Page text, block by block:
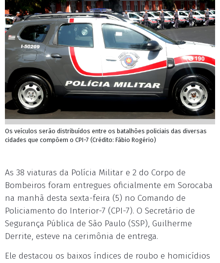
Os veículos serão distribuídos entre os batalhões policiais das diversas
cidades que compõem o CPI-7 (Crédito: Fábio Rogério)
As 38 viaturas da Polícia Militar e 2 do Corpo de
Bombeiros foram entregues oficialmente em Sorocaba
na manhã desta sexta-feira (5) no Comando de
Policiamento do Interior-7 (CPI-7). O Secretário de
Segurança Pública de São Paulo (SSP), Guilherme
Derrite, esteve na cerimônia de entrega.
Ele destacou os baixos índices de roubo e homicídios